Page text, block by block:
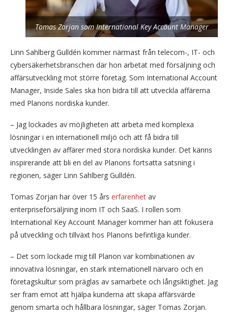
Tomas Zorjan som International Key Account Manager
Linn Sahlberg Gulldén kommer närmast från telecom-, IT- och
cybersäkerhetsbranschen där hon arbetat med försäljning och
affärsutveckling mot större företag. Som International Account
Manager, Inside Sales ska hon bidra till att utveckla affärerna
med Planons nordiska kunder.
– Jag lockades av möjligheten att arbeta med komplexa
lösningar i en internationell miljö och att få bidra till
utvecklingen av affärer med stora nordiska kunder. Det känns
inspirerande att bli en del av Planons fortsatta satsning i
regionen, säger Linn Sahlberg Gulldén.
Tomas Zorjan har över 15 års erfarenhet av
enterpriseförsäljning inom IT och SaaS. I rollen som
International Key Account Manager kommer han att fokusera
på utveckling och tillväxt hos Planons befintliga kunder.
– Det som lockade mig till Planon var kombinationen av
innovativa lösningar, en stark internationell närvaro och en
företagskultur som präglas av samarbete och långsiktighet. Jag
ser fram emot att hjälpa kunderna att skapa affärsvärde
genom smarta och hållbara lösningar, säger Tomas Zorjan.